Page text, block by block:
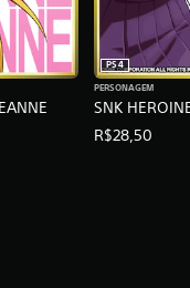
SNK
PS4
PERSONAGEM
R$28,50